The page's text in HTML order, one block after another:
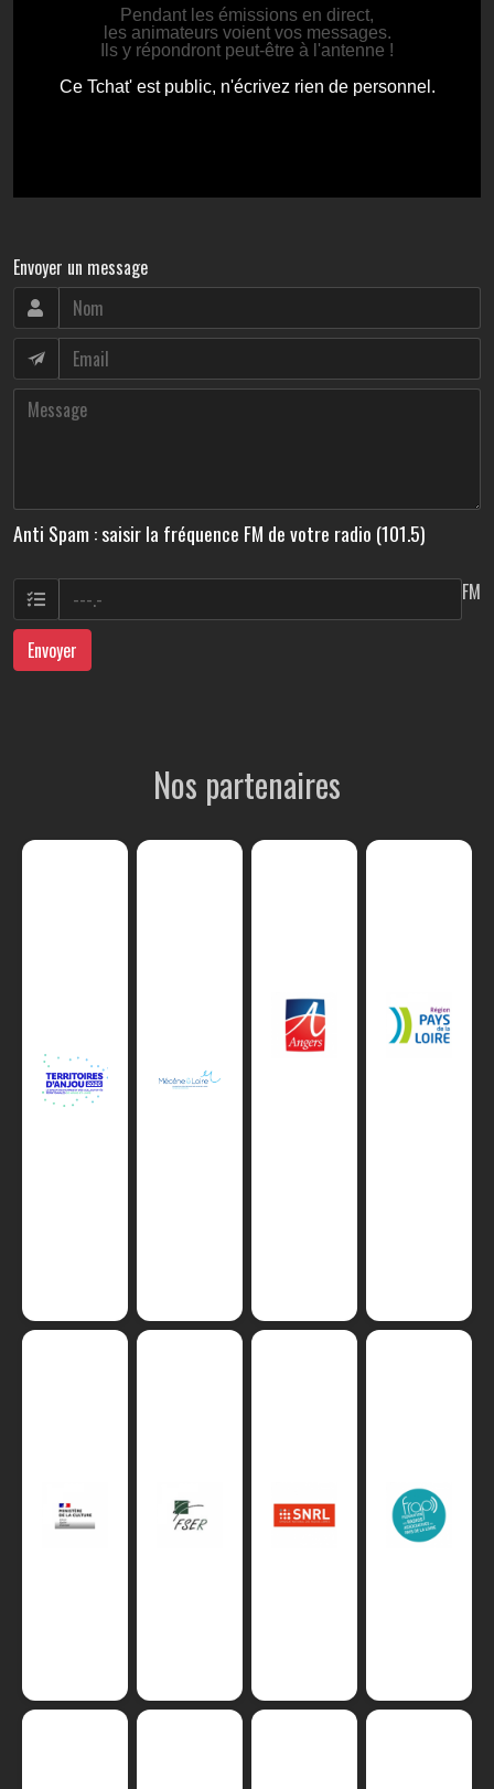
Envoyer un message
Anti Spam : saisir la fréquence FM de votre radio (101.5)
FM
Envoyer
Nos partenaires